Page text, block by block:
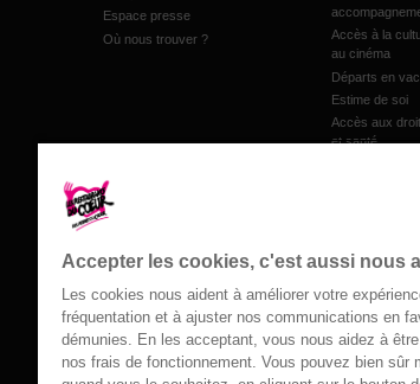
Espace presse
Où nous trouver ?
Accès à la
au cinéma
Départs en
Estime de soi
Accès aux
et santé
Événements Contact
Accepter les cookies, c'est aussi nous
Les cookies nous aident à améliorer votre
fréquentation et à ajuster nos communications en
démunies. En les acceptant, vous nous aidez à
nos frais de fonctionnement. Vous pouvez bien sûr